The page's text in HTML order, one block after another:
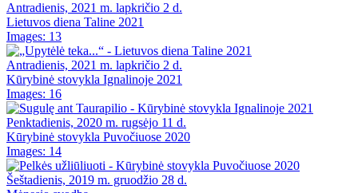
Antradienis, 2021 m. lapkričio 2 d.
Lietuvos diena Taline 2021
Images: 13
Antradienis, 2021 m. lapkričio 2 d.
Kūrybinė stovykla Ignalinoje 2021
Images: 16
Penktadienis, 2020 m. rugsėjo 11 d.
Kūrybinė stovykla Puvočiuose 2020
Images: 14
Šeštadienis, 2019 m. gruodžio 28 d.